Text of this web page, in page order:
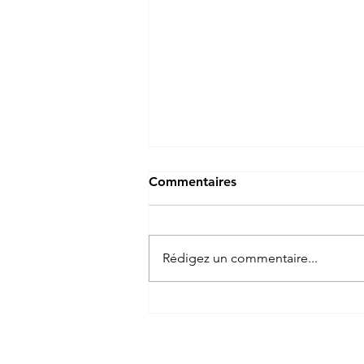
Commentaires
Rédigez un commentaire...